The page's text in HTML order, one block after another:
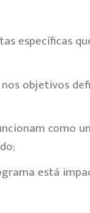
específicas
objetivos
como
está